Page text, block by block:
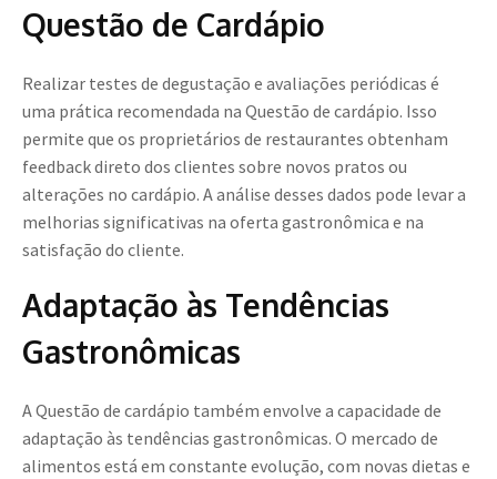
Questão de Cardápio
Realizar testes de degustação e avaliações periódicas é
uma prática recomendada na Questão de cardápio. Isso
permite que os proprietários de restaurantes obtenham
feedback direto dos clientes sobre novos pratos ou
alterações no cardápio. A análise desses dados pode levar a
melhorias significativas na oferta gastronômica e na
satisfação do cliente.
Adaptação às Tendências
Gastronômicas
A Questão de cardápio também envolve a capacidade de
adaptação às tendências gastronômicas. O mercado de
alimentos está em constante evolução, com novas dietas e